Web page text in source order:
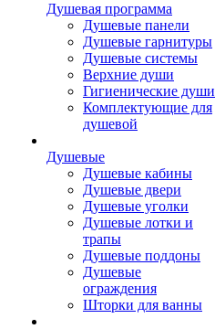
Душевая программа
Душевые панели
Душевые гарнитуры
Душевые системы
Верхние души
Гигиенические души
Комплектующие для
душевой
Душевые
Душевые кабины
Душевые двери
Душевые уголки
Душевые лотки и
трапы
Душевые поддоны
Душевые
ограждения
Шторки для ванны